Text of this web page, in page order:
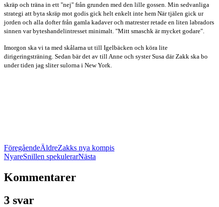
skräp och träna in ett "nej" från grunden med den lille gossen. Min sedvanliga
strategi att byta skräp mot godis gick helt enkelt inte hem När tjälen gick ur
jorden och alla dofter från gamla kadaver och matrester retade en liten labradors
sinnen var byteshandelintresset minimalt. "Mitt smaschk är mycket godare".
Imorgon ska vi ta med skålarna ut till Igelbäcken och köra lite
dirigeringsträning. Sedan bär det av till Anne och syster Susa där Zakk ska bo
under tiden jag sliter sulorna i New York.
FöregåendeÄldreZakks nya kompis
NyareSnillen spekulerarNästa
Kommentarer
3 svar